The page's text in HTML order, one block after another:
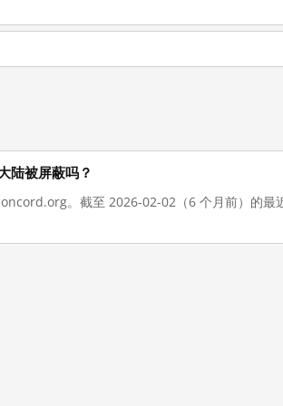
陆被屏蔽吗？
。截至 2026-02-02（6 个月前）的最